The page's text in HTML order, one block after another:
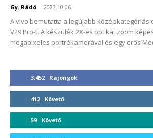
Gy. Rádó - 2023.10.06.
A vivo bemutatta a legújabb középkategóriás
V29 Pro-t. A készülék 2X-es optikai zoom
megapixeles portrékamerával és egy erős
3,452 Rajongók
412 Követő
59 Követő